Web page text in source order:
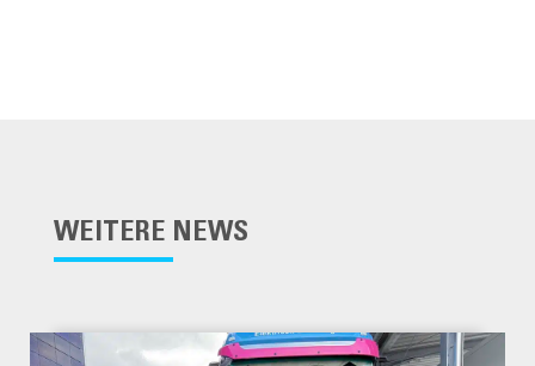
WEITERE NEWS